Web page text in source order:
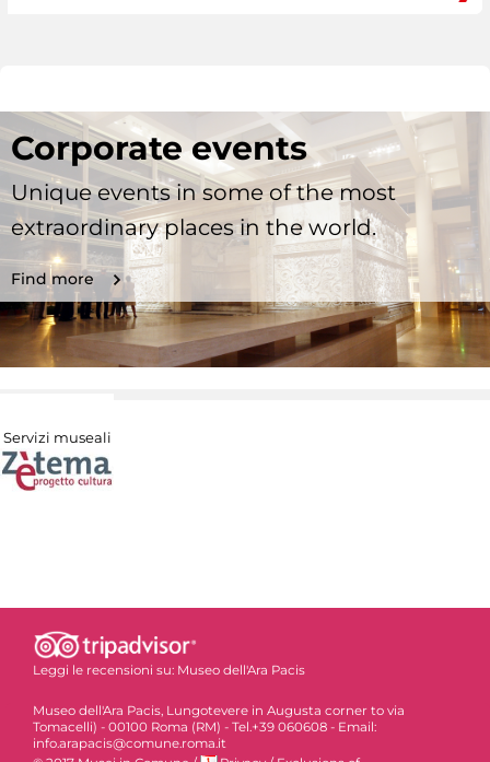
Corporate events
Unique events in some of the most
extraordinary places in the world.
Find more
Servizi museali
Leggi le recensioni su: Museo dell'Ara Pacis
Museo dell'Ara Pacis, Lungotevere in Augusta corner to via
Tomacelli) - 00100 Roma (RM) - Tel.+39 060608 - Email:
info.arapacis@comune.roma.it